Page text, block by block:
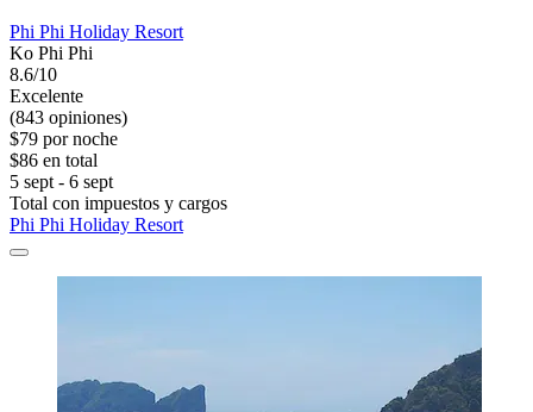
Phi Phi Holiday Resort
Ko Phi Phi
8.6/10
Excelente
(843 opiniones)
$79 por noche
$86 en total
5 sept - 6 sept
Total con impuestos y cargos
Phi Phi Holiday Resort